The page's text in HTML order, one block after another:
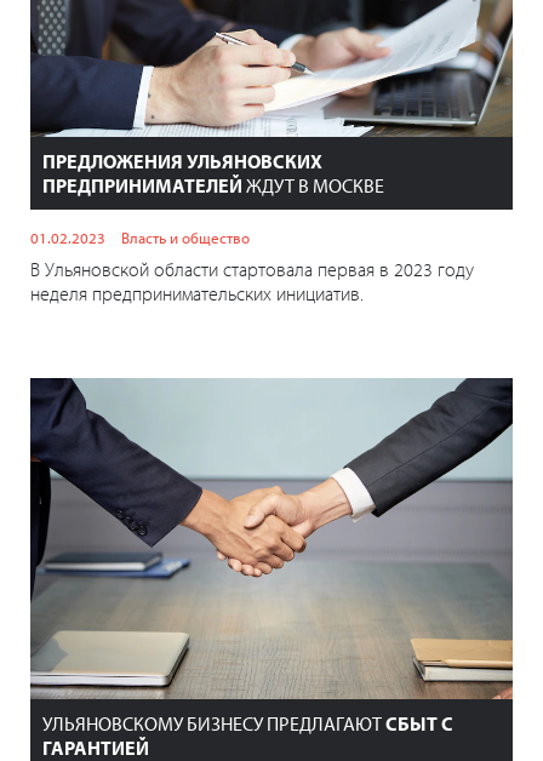
ПРЕДЛОЖЕНИЯ УЛЬЯНОВСКИХ
ПРЕДПРИНИМАТЕЛЕЙ ЖДУТ В МОСКВЕ
01.02.2023 Власть и общество
В Ульяновской области стартовала первая в 2023 году
неделя предпринимательских инициатив.
УЛЬЯНОВСКОМУ БИЗНЕСУ ПРЕДЛАГАЮТСБЫТ С
ГАРАНТИЕЙ